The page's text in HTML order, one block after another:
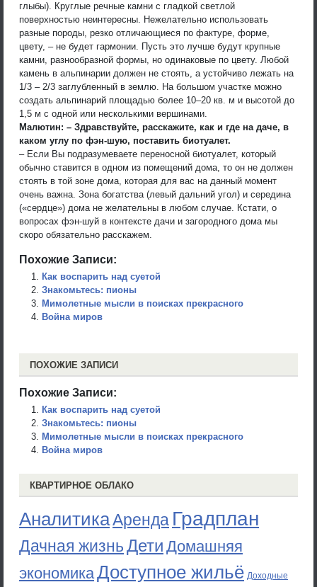
глыбы). Круглые речные камни с гладкой светлой
поверхностью неинтересны. Нежелательно использовать
разные породы, резко отличающиеся по фактуре, форме,
цвету, – не будет гармонии. Пусть это лучше будут крупные
камни, разнообразной формы, но одинаковые по цвету. Любой
камень в альпинарии должен не стоять, а устойчиво лежать на
1/3 – 2/3 заглубленный в землю. На большом участке можно
создать альпинарий площадью более 10–20 кв. м и высотой до
1,5 м с одной или несколькими вершинами.
Малютин: – Здравствуйте, расскажите, как и где на даче, в
каком углу по фэн-шую, поставить биотуалет.
– Если Вы подразумеваете переносной биотуалет, который
обычно ставится в одном из помещений дома, то он не должен
стоять в той зоне дома, которая для вас на данный момент
очень важна. Зона богатства (левый дальний угол) и середина
(«сердце») дома не желательны в любом случае. Кстати, о
вопросах фэн-шуй в контексте дачи и загородного дома мы
скоро обязательно расскажем.
Похожие Записи:
Как воспарить над суетой
Знакомьтесь: пионы
Мимолетные мысли в поисках прекрасного
Война миров
ПОХОЖИЕ ЗАПИСИ
Похожие Записи:
Как воспарить над суетой
Знакомьтесь: пионы
Мимолетные мысли в поисках прекрасного
Война миров
КВАРТИРНОЕ ОБЛАКО
АналитикаАренда Градплан
Дачная жизньДети Домашняя
экономикаДоступное жильё Доходные